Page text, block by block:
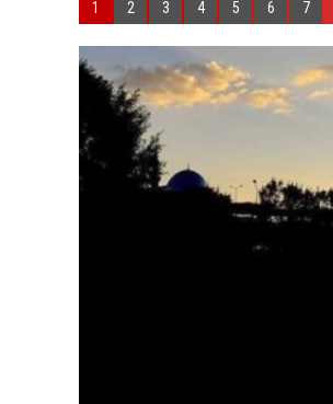
1 2 3 4 5 6 7